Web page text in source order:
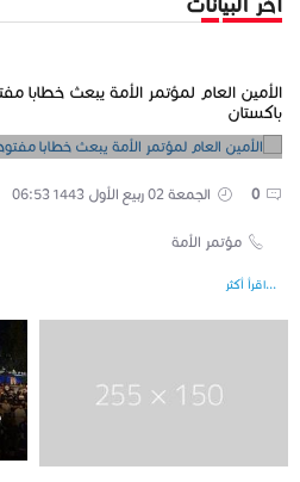
الأمين العام لمؤتمر الأمة يبعث خطابا
باكستان
الجمعة 02 ربيع الأول 1443 06:53
مؤتمر الأمة
...اقرأ أكثر